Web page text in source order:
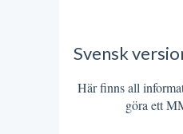
Svensk
Här finns all
göra ett